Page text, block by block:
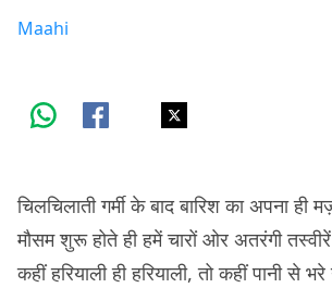
Maahi
चिलचिलाती गर्मी के बाद बारिश का अपना ही
मौसम शुरू होते ही हमें चारों ओर अतरंगी
कहीं हरियाली ही हरियाली, तो कहीं पानी से